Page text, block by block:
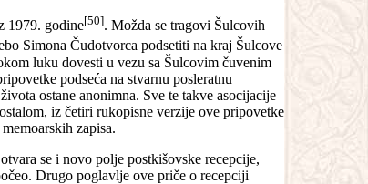
1979. godine[50]. Možda se tragovi Šulcovih
Simona Čudotvorca podsetiti na kraj Šulcove
luku dovesti u vezu sa Šulcovim čuvenim
podseća na stvarnu posleratnu
ostane anonimna. Sve te takve asocijacije
iz četiri rukopisne verzije ove pripovetke
zapisa.
se i novo polje postkišovske recepcije,
Drugo poglavlje ove priče o recepciji